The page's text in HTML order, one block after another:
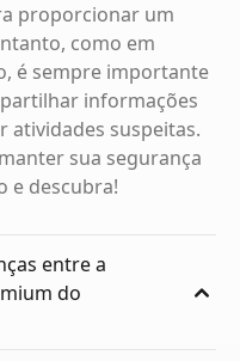
proporcionar um
como em
é sempre importante
informações
atividades suspeitas.
sua segurança
e descubra!
entre a
do